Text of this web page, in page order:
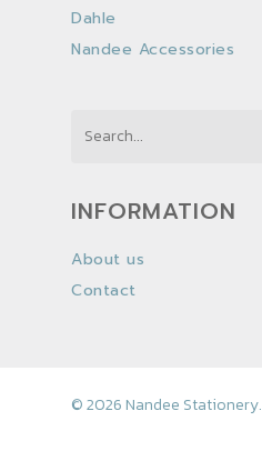
Dahle
Nandee Accessories
INFORMATION
About us
Contact
© 2026 Nandee Stationery.